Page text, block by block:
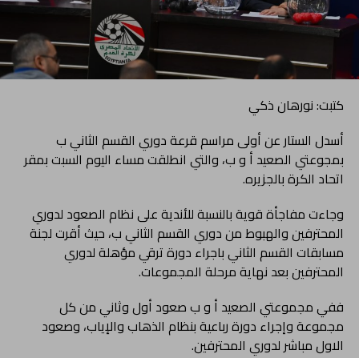
كتبت: نورهان ذكي
أسدل الستار عن أولى مراسم قرعة دوري القسم الثاني ب
بمجوعتي الصعيد أ و ب، والتي انطلقت مساء اليوم السبت بمقر
اتحاد الكرة بالجزيره.
وجاءت مفاجأة قوية بالنسبة للأندية على نظام الصعود لدوري
المحترفين والهبوط من دوري القسم الثاني ب، حيث أقرت لجنة
مسابقات القسم الثاني باجراء دورة ترقي مؤهلة لدوري
المحترفين بعد نهاية مرحلة المجموعات.
ففي مجموعتي الصعيد أ و ب صعود أول وثاني من كل
مجموعة وإجراء دورة رباعية بنظام الذهاب والإياب، وصعود
الاول مباشر لدوري المحترفين.